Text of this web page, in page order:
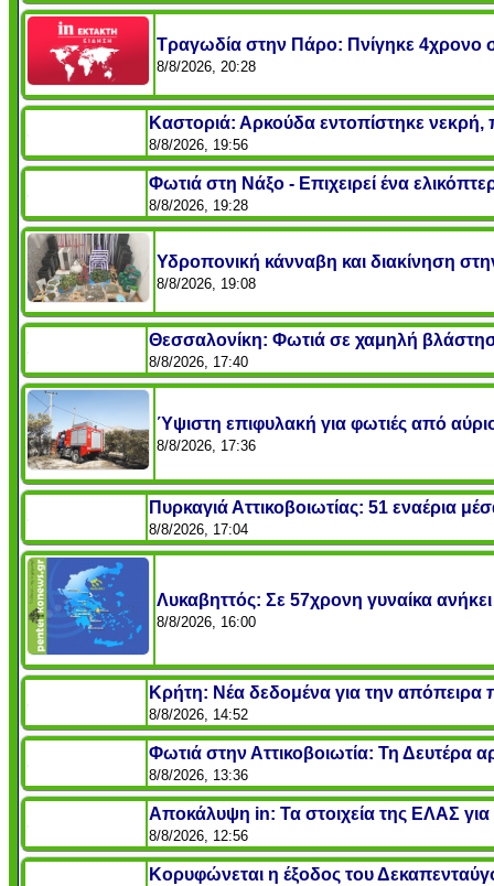
Τραγωδία στην Πάρο: Πνίγηκε 4χρονο
8/8/2026, 20:28
Καστοριά: Αρκούδα εντοπίστηκε
8/8/2026, 19:56
Φωτιά στη Νάξο - Επιχειρεί ένα
8/8/2026, 19:28
Υδροπονική κάνναβη και διακίνηση
8/8/2026, 19:08
Θεσσαλονίκη: Φωτιά σε χαμηλή
8/8/2026, 17:40
Ύψιστη επιφυλακή για φωτιές από
8/8/2026, 17:36
Πυρκαγιά Αττικοβοιωτίας: 51 εναέρια
8/8/2026, 17:04
Λυκαβηττός: Σε 57χρονη γυναίκα
8/8/2026, 16:00
Κρήτη: Νέα δεδομένα για την απόπειρα
8/8/2026, 14:52
Φωτιά στην Αττικοβοιωτία: Τη Δευτέρα
8/8/2026, 13:36
Αποκάλυψη in: Τα στοιχεία της ΕΛΑΣ για
8/8/2026, 12:56
Κορυφώνεται η έξοδος του